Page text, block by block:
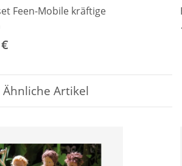
Feen-Mobile kräftige
Ähnliche Artikel